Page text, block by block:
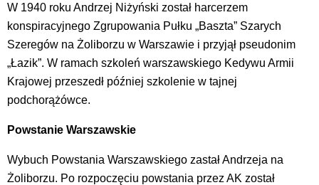
W 1940 roku Andrzej Niżyński został harcerzem
konspiracyjnego Zgrupowania Pułku „Baszta” Szarych
Szeregów na Żoliborzu w Warszawie i przyjął pseudonim
„Łazik”. W ramach szkoleń warszawskiego Kedywu Armii
Krajowej przeszedł później szkolenie w tajnej
podchorążówce.
Powstanie Warszawskie
Wybuch Powstania Warszawskiego zastał Andrzeja na
Żoliborzu. Po rozpoczęciu powstania przez AK został